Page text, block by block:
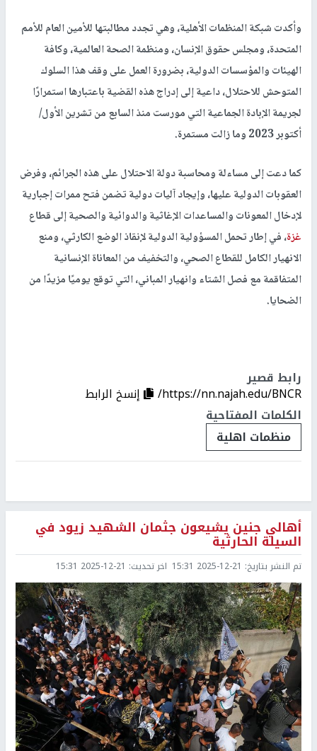
وأكدت شبكة المنظمات الأهلية، وهي تجدد مطالبتها للأمين العام للأمم
المتحدة، ومجلس حقوق الإنسان، ومنظمة الصحة العالمية، وكافة
الهيئات والمؤسسات الدولية، بضرورة العمل على وقف هذا السلوك
المتوحش للاحتلال، داعية إلى إدراج هذه القضية باعتبارها استمرارًا
لجريمة الإبادة الجماعية التي مورست منذ السابع من تشرين الأول/
أكتوبر 2023 وما زالت مستمرة.
كما دعت إلى مساءلة ومحاسبة دولة الاحتلال على هذه الجرائم، وفرض
العقوبات الدولية عليها، وإيجاد آليات دولية تضمن فتح ممرات إجبارية
لإدخال المعونات والمساعدات الإغاثية والدوائية والصحية إلى قطاع
غزة، في إطار تحمل المسؤولية الدولية لإنقاذ الوضع الكارثي، ومنع
الانهيار الكامل للقطاع الصحي، والتخفيف من المعاناة الإنسانية
المتفاقمة مع فصل الشتاء وانهيار المباني، التي توقع يوميًا مزيدًا من
الضحايا.
رابط قصير
https://nn.najah.edu/BNCR/
إنسخ الرابط
الكلمات المفتاحية
منظمات اهلية
أهالي جنين يشيعون جثمان الشهيد زيود في
السيلة الحارثية
تم النشر بتاريخ: 2025-12-21 15:31 اخر تحديث: 2025-12-21 15:31